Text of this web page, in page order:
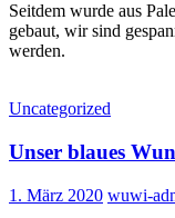
Seitdem wurde aus
gebaut, wir sind
werden.
Uncategorized
Unser blaues
1. März 2020 wuwi-